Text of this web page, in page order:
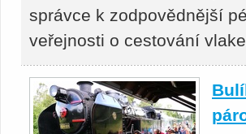
správce k zodpovědnější
veřejnosti o cestování